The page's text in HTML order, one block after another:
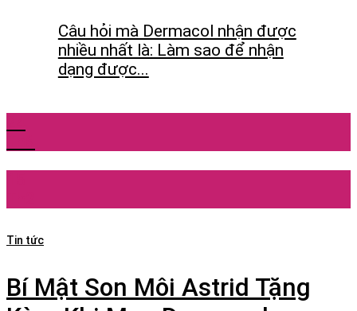
Câu hỏi mà Dermacol nhận được
nhiều nhất là: Làm sao để nhận
dạng được...
Tin tức
Bí Mật Son Môi Astrid Tặng